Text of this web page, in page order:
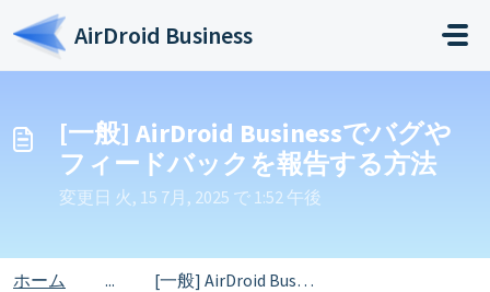
メインコンテンツに移動
AirDroid Business
[一般] AirDroid Businessでバグや
フィードバックを報告する方法
変更日 火, 15 7月, 2025 で 1:52 午後
ホーム ... [一般] AirDroid Businessでバグやフィードバックを報告する方法